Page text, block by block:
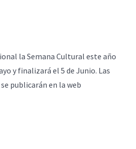
la Semana Cultural este año
y finalizará el 5 de Junio. Las
publicarán en la web